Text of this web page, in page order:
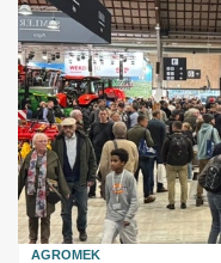
AGROMEK